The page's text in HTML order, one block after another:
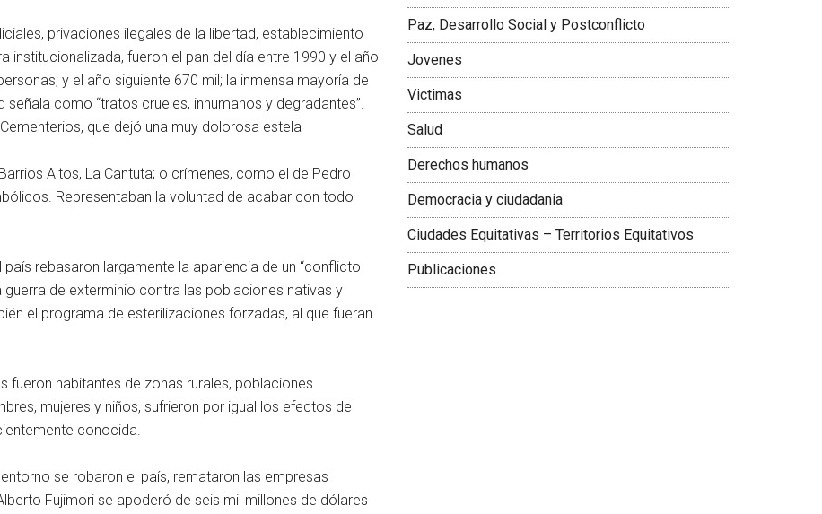
privaciones ilegales de la libertad, establecimiento
institucionalizada, fueron el pan del día entre 1990 y el año
y el año siguiente 670 mil; la inmensa mayoría de
como “tratos crueles, inhumanos y degradantes”.
que dejó una muy dolorosa estela
Altos, La Cantuta; o crímenes, como el de Pedro
Representaban la voluntad de acabar con todo
rebasaron largamente la apariencia de un “conflicto
de exterminio contra las poblaciones nativas y
el programa de esterilizaciones forzadas, al que fueran
fueron habitantes de zonas rurales, poblaciones
mujeres y niños, sufrieron por igual los efectos de
conocida.
se robaron el país, remataron las empresas
Fujimori se apoderó de seis mil millones de dólares
Paz, Desarrollo Social y Postconflicto
Jovenes
Victimas
Salud
Derechos humanos
Democracia y ciudadania
Ciudades Equitativas – Territorios Equitativos
Publicaciones